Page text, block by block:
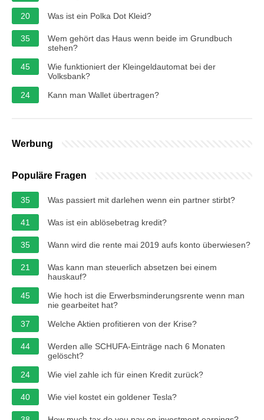
20 Was ist ein Polka Dot Kleid?
35
Wem gehört das Haus wenn beide im Grundbuch
stehen?
45
Wie funktioniert der Kleingeldautomat bei der
Volksbank?
24
Kann man Wallet übertragen?
Werbung
Populäre Fragen
35 Was passiert mit darlehen wenn ein partner stirbt?
41 Was ist ein ablösebetrag kredit?
35 Wann wird die rente mai 2019 aufs konto überwiesen?
21
Was kann man steuerlich absetzen bei einem
hauskauf?
45
Wie hoch ist die Erwerbsminderungsrente wenn man
nie gearbeitet hat?
37
Welche Aktien profitieren von der Krise?
44
Werden alle SCHUFA-Einträge nach 6 Monaten
gelöscht?
24
Wie viel zahle ich für einen Kredit zurück?
40 Wie viel kostet ein goldener Tesla?